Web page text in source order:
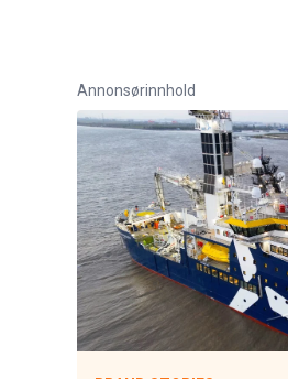
Annonsørinnhold